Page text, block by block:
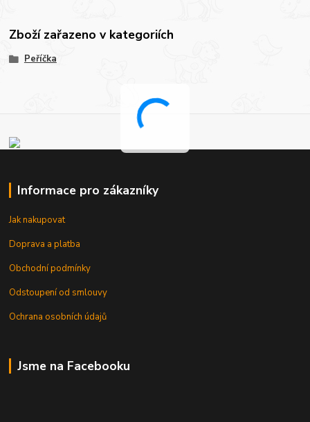
Zboží zařazeno v kategoriích
Peříčka
Informace pro zákazníky
Jak nakupovat
Doprava a platba
Obchodní podmínky
Odstoupení od smlouvy
Ochrana osobních údajů
Jsme na Facebooku